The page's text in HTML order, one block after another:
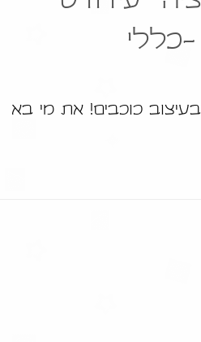
-כללי
כוכבים! את מי בא